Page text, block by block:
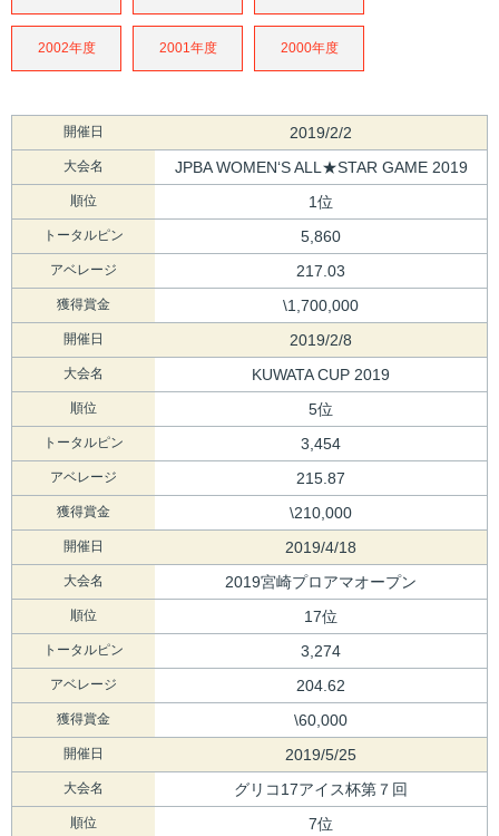
2002年度 2001年度 2000年度
開催日 2019/2/2
大会名 JPBA WOMEN‘S ALL★STAR GAME 2019
順位 1位
トータルピン 5,860
アベレージ 217.03
獲得賞金 \1,700,000
開催日 2019/2/8
大会名 KUWATA CUP 2019
順位 5位
トータルピン 3,454
アベレージ 215.87
獲得賞金 \210,000
開催日 2019/4/18
大会名 2019宮崎プロアマオープン
順位 17位
トータルピン 3,274
アベレージ 204.62
獲得賞金 \60,000
開催日 2019/5/25
大会名 グリコ17アイス杯第７回
順位 7位